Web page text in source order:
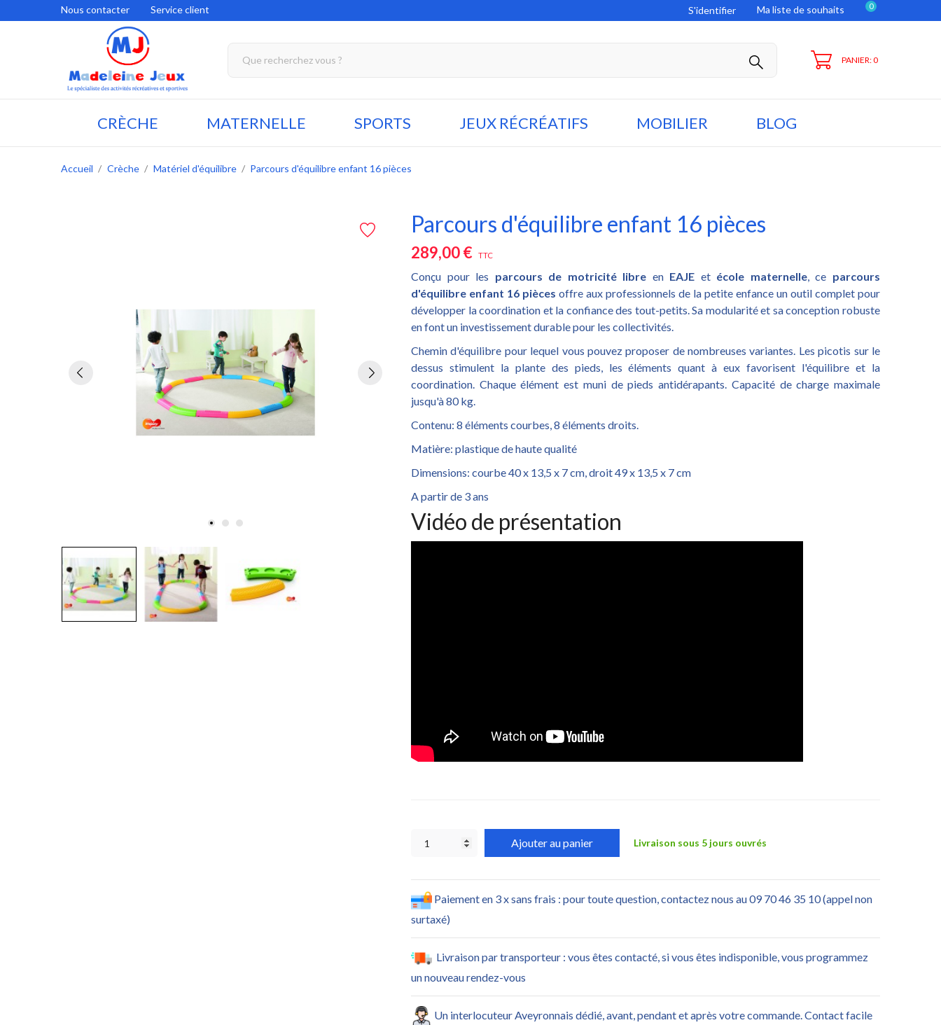
Nous contacter Service client S'identifier Ma liste de souhaits 0
PANIER: 0
CRÈCHE MATERNELLE SPORTS JEUX RÉCRÉATIFS MOBILIER BLOG
Accueil Crèche Matériel d'équilibre Parcours d'équilibre enfant 16 pièces
Parcours d'équilibre enfant 16 pièces
289,00 € TTC
Conçu pour les parcours de motricité libre en EAJE et école maternelle, ce parcours
d'équilibre enfant 16 pièces offre aux professionnels de la petite enfance un outil complet pour
développer la coordination et la confiance des tout-petits. Sa modularité et sa conception robuste
en font un investissement durable pour les collectivités.
Chemin d'équilibre pour lequel vous pouvez proposer de nombreuses variantes. Les picotis sur le
dessus stimulent la plante des pieds, les éléments quant à eux favorisent l'équilibre et la
coordination. Chaque élément est muni de pieds antidérapants. Capacité de charge maximale
jusqu'à 80 kg.
Contenu: 8 éléments courbes, 8 éléments droits.
Matière: plastique de haute qualité
Dimensions: courbe 40 x 13,5 x 7 cm, droit 49 x 13,5 x 7 cm
A partir de 3 ans
Vidéo de présentation
Ajouter au panier Livraison sous 5 jours ouvrés
Paiement en 3 x sans frais : pour toute question, contactez nous au 09 70 46 35 10 (appel non
surtaxé)
Livraison par transporteur : vous êtes contacté, si vous êtes indisponible, vous programmez
un nouveau rendez-vous
Un interlocuteur Aveyronnais dédié, avant, pendant et après votre commande. Contact facile